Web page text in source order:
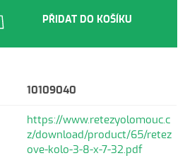
PŘIDAT DO KOŠÍKU
10109040
https://www.retezyolomouc.c
z/download/product/65/retez
ove-kolo-3-8-x-7-32.pdf